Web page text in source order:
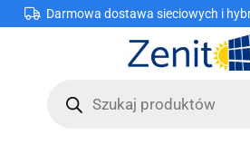
Darmowa dostawa sieciowych i
produktów